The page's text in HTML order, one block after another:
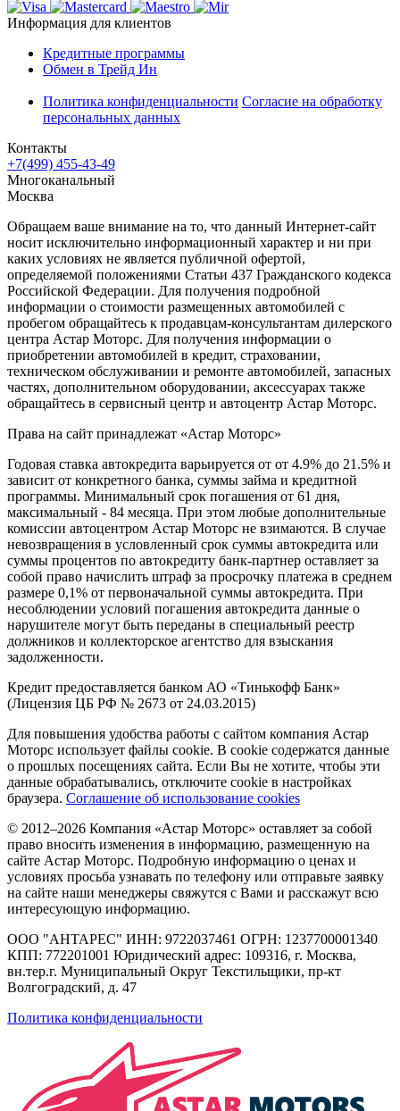
Информация для клиентов
Кредитные программы
Обмен в Трейд Ин
Политика конфиденциальности Согласие на обработку
персональных данных
Контакты
+7(499) 455-43-49
Многоканальный
Москва
Обращаем ваше внимание на то, что данный Интернет-сайт
носит исключительно информационный характер и ни при
каких условиях не является публичной офертой,
определяемой положениями Статьи 437 Гражданского кодекса
Российской Федерации. Для получения подробной
информации о стоимости размещенных автомобилей с
пробегом обращайтесь к продавцам-консультантам дилерского
центра Астар Моторс. Для получения информации о
приобретении автомобилей в кредит, страховании,
техническом обслуживании и ремонте автомобилей, запасных
частях, дополнительном оборудовании, аксессуарах также
обращайтесь в сервисный центр и автоцентр Астар Моторс.
Права на сайт принадлежат «Астар Моторс»
Годовая ставка автокредита варьируется от от 4.9% до 21.5% и
зависит от конкретного банка, суммы займа и кредитной
программы. Минимальный срок погашения от 61 дня,
максимальный - 84 месяца. При этом любые дополнительные
комиссии автоцентром Астар Моторс не взимаются. В случае
невозвращения в условленный срок суммы автокредита или
суммы процентов по автокредиту банк-партнер оставляет за
собой право начислить штраф за просрочку платежа в среднем
размере 0,1% от первоначальной суммы автокредита. При
несоблюдении условий погашения автокредита данные о
нарушителе могут быть переданы в специальный реестр
должников и коллекторское агентство для взыскания
задолженности.
Кредит предоставляется банком АО «Тинькофф Банк»
(Лицензия ЦБ РФ № 2673 от 24.03.2015)
Для повышения удобства работы с сайтом компания Астар
Моторс использует файлы cookie. В cookie содержатся данные
о прошлых посещениях сайта. Если Вы не хотите, чтобы эти
данные обрабатывались, отключите cookie в настройках
браузера. Соглашение об использование cookies
© 2012–2026 Компания «Астар Моторс» оставляет за собой
право вносить изменения в информацию, размещенную на
сайте Астар Моторс. Подробную информацию о ценах и
условиях просьба узнавать по телефону или отправьте заявку
на сайте наши менеджеры свяжутся с Вами и расскажут всю
интересующую информацию.
ООО "АНТАРЕС" ИНН: 9722037461 ОГРН: 1237700001340
КПП: 772201001 Юридический адрес: 109316, г. Москва,
вн.тер.г. Муниципальный Округ Текстильщики, пр-кт
Волгоградский, д. 47
Политика конфиденциальности